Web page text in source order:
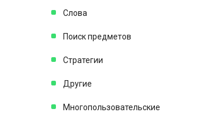
Слова
Поиск предметов
Стратегии
Другие
Многопользовательские